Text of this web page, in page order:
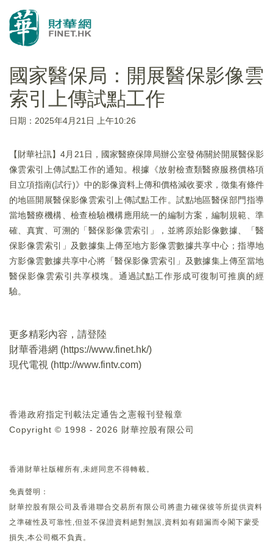
國家醫保局：開展醫保影像雲
索引上傳試點工作
日期：2025年4月21日 上午10:26
【財華社訊】4月21日，國家醫療保障局辦公室發佈關於開展醫保影
像雲索引上傳試點工作的通知。根據《放射檢查類醫療服務價格項
目立項指南(試行)》中的影像資料上傳和價格減收要求，徵集有條件
的地區開展醫保影像雲索引上傳試點工作。試點地區醫保部門指導
當地醫療機構、檢查檢驗機構應用統一的編制方案，編制規範、準
確、真實、可溯的「醫保影像雲索引」，並將原始影像數據、「醫
保影像雲索引」及數據集上傳至地方影像雲數據共享中心；指導地
方影像雲數據共享中心將「醫保影像雲索引」及數據集上傳至當地
醫保影像雲索引共享模塊。通過試點工作形成可復制可推廣的經
驗。
更多精彩內容，請登陸
財華香港網 (https://www.finet.hk/)
現代電視 (http://www.fintv.com)
香港政府指定刊載法定通告之憲報刊登報章
Copyright © 1998 - 2026 財華控股有限公司
香港財華社版權所有,未經同意不得轉載。
免責聲明：
財華控股有限公司及香港聯合交易所有限公司將盡力確保彼等所提供資料
之準確性及可靠性,但並不保證資料絕對無誤,資料如有錯漏而令閣下蒙受
損失,本公司概不負責。